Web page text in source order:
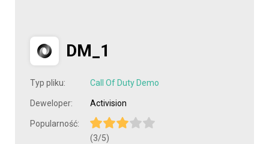
DM_1
Typ pliku: Call Of Duty Demo
Deweloper: Activision
Popularność:
(3/5)